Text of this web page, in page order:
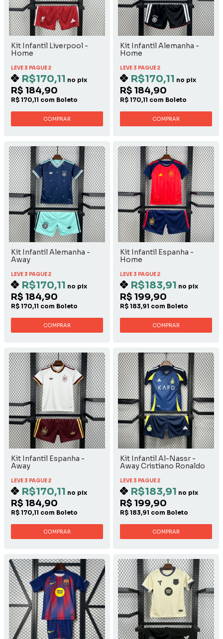
Kit Infantil Liverpool -
Home
LEVE 3 PAGUE 2
R$170,11 no pix
R$ 184,90
R$ 170,11 com Boleto
COMPRAR
Kit Infantil Alemanha -
Home
LEVE 3 PAGUE 2
R$170,11 no pix
R$ 184,90
R$ 170,11 com Boleto
COMPRAR
Kit Infantil Alemanha -
Away
LEVE 3 PAGUE 2
R$170,11 no pix
R$ 184,90
R$ 170,11 com Boleto
COMPRAR
Kit Infantil Espanha -
Home
LEVE 3 PAGUE 2
R$183,91 no pix
R$ 199,90
R$ 183,91 com Boleto
COMPRAR
Kit Infantil Espanha -
Away
LEVE 3 PAGUE 2
R$170,11 no pix
R$ 184,90
R$ 170,11 com Boleto
COMPRAR
Kit Infantil Al-Nassr -
Away Cristiano Ronaldo
LEVE 3 PAGUE 2
R$183,91 no pix
R$ 199,90
R$ 183,91 com Boleto
COMPRAR